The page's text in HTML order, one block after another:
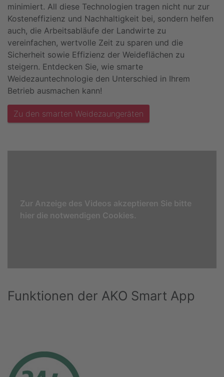
minimiert. All diese Technologien tragen nicht nur zur
Kosteneffizienz und Nachhaltigkeit bei, sondern helfen
auch, die Arbeitsabläufe der Landwirte zu
vereinfachen, wertvolle Zeit zu sparen und die
Sicherheit sowie Effizienz der Weideflächen zu
steigern. Entdecken Sie, wie smarte
Weidezauntechnologie den Unterschied in Ihrem
Betrieb ausmachen kann!
Zu den smarten Weidezaungeräten
Zur Anzeige des Videos akzeptieren Sie bitte
hier die notwendigen Cookies.
Funktionen der AKO Smart App